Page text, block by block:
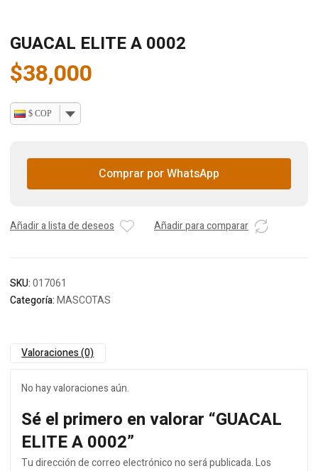
GUACAL ELITE A 0002
$38,000
$ COP
Comprar por WhatsApp
Añadir a lista de deseos Añadir para comparar
SKU:017061
Categoría:MASCOTAS
Valoraciones (0)
No hay valoraciones aún.
Sé el primero en valorar “GUACAL
ELITE A 0002”
Tu dirección de correo electrónico no será publicada.Los